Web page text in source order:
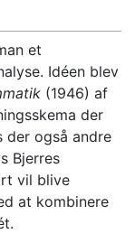
et
Idéen blev
(1946) af
der
der også andre
Bjerres
vil blive
at kombinere